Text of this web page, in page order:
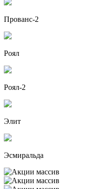
Прованс-2
Роял
Роял-2
Элит
Эсмиральда